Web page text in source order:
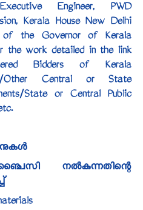
Engineer, PWD
Kerala House New Delhi
the Governor of Kerala
the work detailed in the link
Bidders of Kerala
Other Central or State
State or Central Public
നൽകുന്നതി​ന്റെ